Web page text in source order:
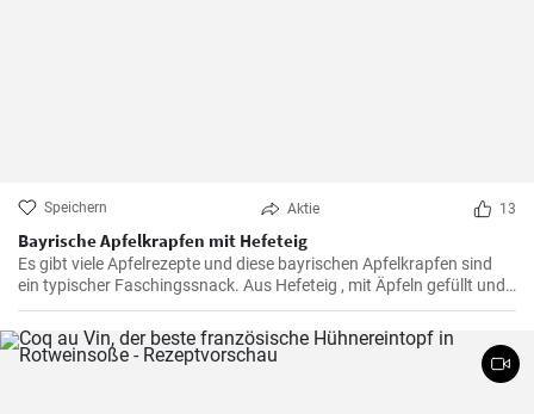
Speichern Aktie 13
Bayrische Apfelkrapfen mit Hefeteig
Es gibt viele Apfelrezepte und diese bayrischen Apfelkrapfen sind
ein typischer Faschingssnack. Aus Hefeteig , mit Äpfeln gefüllt und
saftig frittiert werden sie nachher in Zimtzucker gewälzt und frisch
genossen.